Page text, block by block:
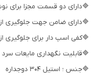
🔷دارای دو قسمت مجزا برای
🔷دارای ضامن جهت جلوگیری
🔷کفی اسپ دار برای جلوگیری
🔷قابلیت نگهداری مایعات
🔷جنس ؛ استیل 304 دوجداره